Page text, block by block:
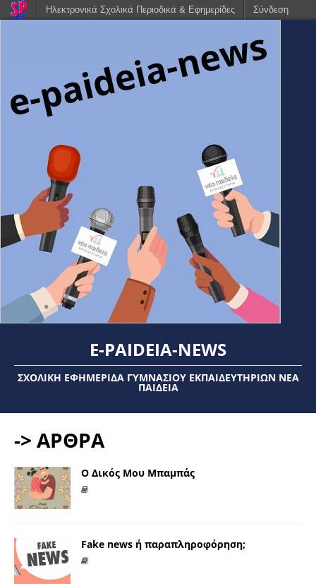
E-PAIDEIA-NEWS
ΣΧΟΛΙΚΉ ΕΦΗΜΕΡΊΔΑ ΓΥΜΝΑΣΊΟΥ ΕΚΠΑΙΔΕΥΤΗΡΊΩΝ ΝΈΑ
ΠΑΙΔΕΊΑ
-> ΑΡΘΡΑ
Ο Δικός Μου Μπαμπάς
Fake news ή παραπληροφόρηση;
Ηλεκτρονικά Σχολικά Περιοδικά & Εφημερίδες Σύνδεση